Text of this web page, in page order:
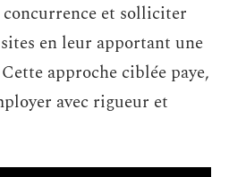
et solliciter
en leur apportant une
approche ciblée paye,
avec rigueur et